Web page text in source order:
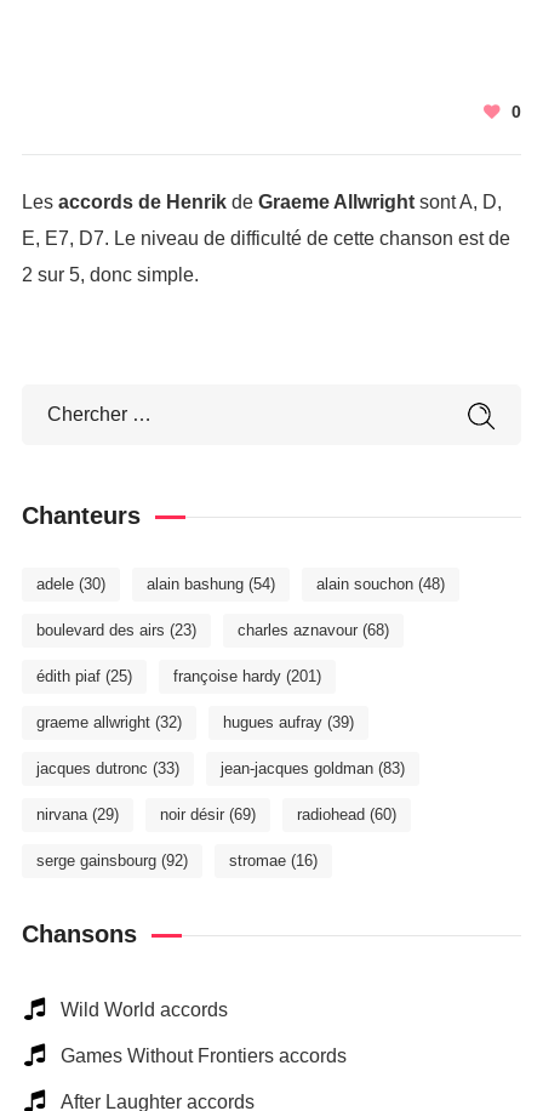
0
Les accords de Henrikde Graeme Allwrightsont A, D,
E, E7, D7. Le niveau de difficulté de cette chanson est de
2 sur 5, donc simple.
Chanteurs
adele(30) alain bashung(54) alain souchon(48)
boulevard des airs (23) charles aznavour(68)
édith piaf(25) françoise hardy(201)
graeme allwright(32) hugues aufray(39)
jacques dutronc (33) jean-jacques goldman(83)
nirvana(29) noir désir(69) radiohead (60)
serge gainsbourg(92) stromae(16)
Chansons
Wild World accords
Games Without Frontiers accords
After Laughter accords